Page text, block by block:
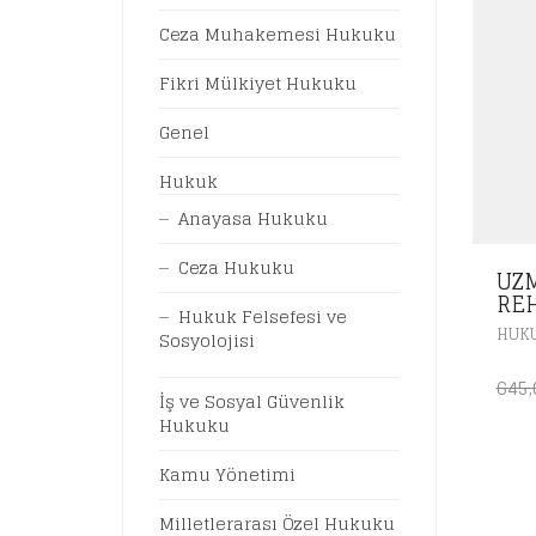
Ceza Muhakemesi Hukuku
Fikri Mülkiyet Hukuku
Genel
Hukuk
Anayasa Hukuku
Ceza Hukuku
Hukuk Felsefesi ve
Sosyolojisi
İş ve Sosyal Güvenlik
Hukuku
Kamu Yönetimi
Milletlerarası Özel Hukuku